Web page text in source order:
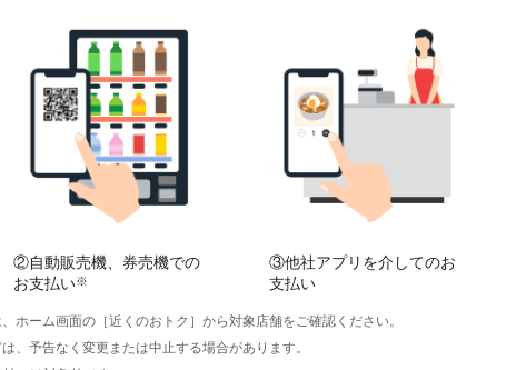
②自動販売機、券売機での
お支払い※
③他社アプリを介してのお
支払い
ホーム画面の［近くのおトク］から対象店舗をご確認ください。
、予告なく変更または中止する場合があります。